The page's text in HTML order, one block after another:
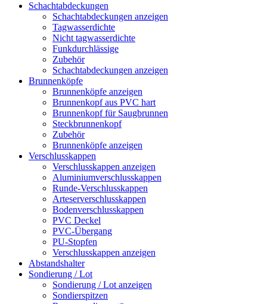
Schachtabdeckungen
Schachtabdeckungen anzeigen
Tagwasserdichte
Nicht tagwasserdichte
Funkdurchlässige
Zubehör
Schachtabdeckungen anzeigen
Brunnenköpfe
Brunnenköpfe anzeigen
Brunnenkopf aus PVC hart
Brunnenkopf für Saugbrunnen
Steckbrunnenkopf
Zubehör
Brunnenköpfe anzeigen
Verschlusskappen
Verschlusskappen anzeigen
Aluminiumverschlusskappen
Runde-Verschlusskappen
Arteserverschlusskappen
Bodenverschlusskappen
PVC Deckel
PVC-Übergang
PU-Stopfen
Verschlusskappen anzeigen
Abstandshalter
Sondierung / Lot
Sondierung / Lot anzeigen
Sondierspitzen